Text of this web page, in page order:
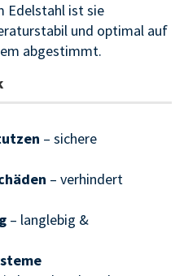
Edelstahl ist sie
und optimal auf
abgestimmt.
– sichere
– verhindert
– langlebig &